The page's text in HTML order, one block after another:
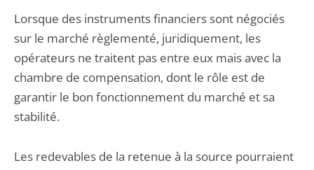
Lorsque des instruments financiers sont négociés
sur le marché règlementé, juridiquement, les
opérateurs ne traitent pas entre eux mais avec la
chambre de compensation, dont le rôle est de
garantir le bon fonctionnement du marché et sa
stabilité.
Les redevables de la retenue à la source pourraient